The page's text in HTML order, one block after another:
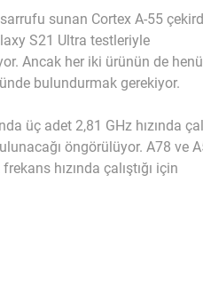
sunan Cortex A-55
S21 Ultra testleriyle
Ancak her iki ürünün de
bulundurmak gerekiyor.
üç adet 2,81 GHz hızında
öngörülüyor. A78 ve
hızında çalıştığı için